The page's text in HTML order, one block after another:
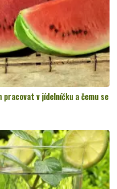
v jídelníčku a čemu se